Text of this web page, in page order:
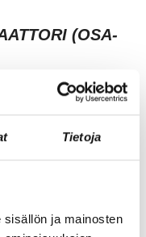
Tietoja
ja mainosten
(OSA-